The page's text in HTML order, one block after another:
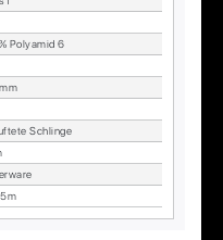
Po­ly­amid 6
Schlin­ge